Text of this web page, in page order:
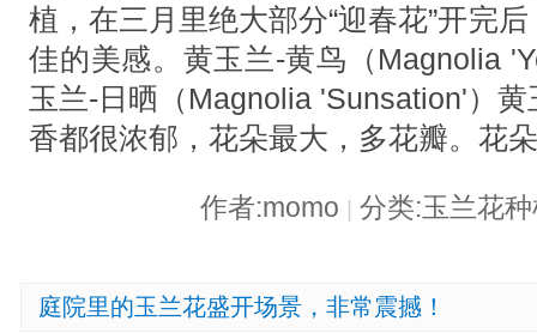
植，在三月里绝大部分“迎春花”开完
佳的美感。黄玉兰-黄鸟（Magnolia
玉兰-日晒（Magnolia 'Sunsation'）
香都很浓郁，花朵最大，多花瓣。花
作者:momo 分类:玉兰花
庭院里的玉兰花盛开场景，非常震撼！